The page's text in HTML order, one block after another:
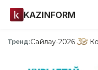
KAZINFORM
Тренд:Сайлау-2026